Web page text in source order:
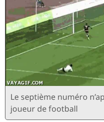
Le septième numéro
joueur de football